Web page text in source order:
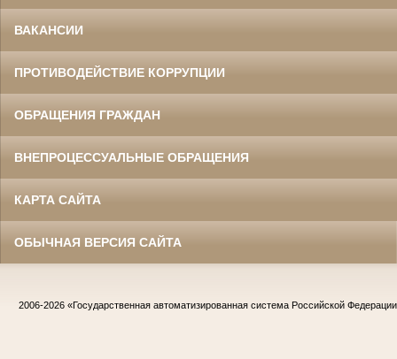
ВАКАНСИИ
ПРОТИВОДЕЙСТВИЕ КОРРУПЦИИ
ОБРАЩЕНИЯ ГРАЖДАН
ВНЕПРОЦЕССУАЛЬНЫЕ ОБРАЩЕНИЯ
КАРТА САЙТА
ОБЫЧНАЯ ВЕРСИЯ САЙТА
2006-2026 «Государственная автоматизированная система Российской